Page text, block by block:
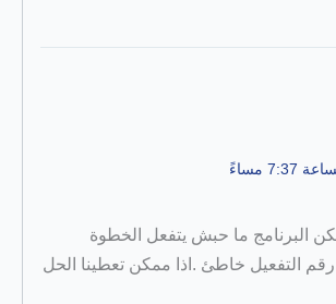
البرنامج ما حبش يتفعل الخطوة
التفعيل خاطئ .اذا ممكن تعطينا الحل